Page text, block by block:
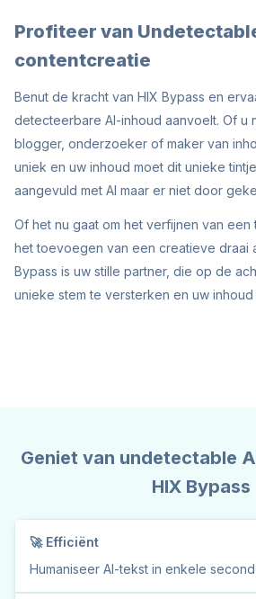
Profiteer van
contentcreatie
Benut de kracht van HIX Bypass en
detecteerbare AI-inhoud aanvoelt. Of u
blogger, onderzoeker of maker van
uniek en uw inhoud moet dit unieke
aangevuld met AI maar er niet door
Of het nu gaat om het verfijnen van
het toevoegen van een creatieve draai
Bypass is uw stille partner, die op de
unieke stem te versterken en uw
Geniet van undetectable
HIX Bypass
🚀 Efficiënt
Humaniseer AI-tekst in enkele